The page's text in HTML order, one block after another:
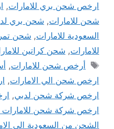
ارخص شحن بري للامارات,
شحن للامارات, شحن بري
السعودية للامارات, شحن تمر
للامارات, شحن كراتين
الوسوم
أرخص شحن للامارات,
ارخص شحن الي الامارات,
ارخص شركة شحن لدبي,
ارخص شركة شحن للامارات
الشحن من السعودية الى